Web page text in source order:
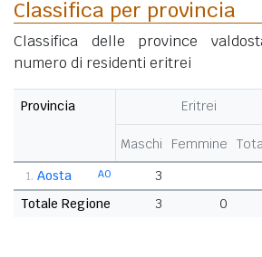
Classifica per provincia
Classifica delle province
numero di residenti eritrei
Provincia Eritrei
Maschi Femmine
1. AO
Aosta 3
Totale Regione
3 0